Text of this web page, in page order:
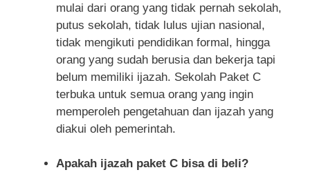
mulai dari orang yang tidak pernah sekolah,
putus sekolah, tidak lulus ujian nasional,
tidak mengikuti pendidikan formal, hingga
orang yang sudah berusia dan bekerja tapi
belum memiliki ijazah. Sekolah Paket C
terbuka untuk semua orang yang ingin
memperoleh pengetahuan dan ijazah yang
diakui oleh pemerintah.
Apakah ijazah paket C bisa di beli?